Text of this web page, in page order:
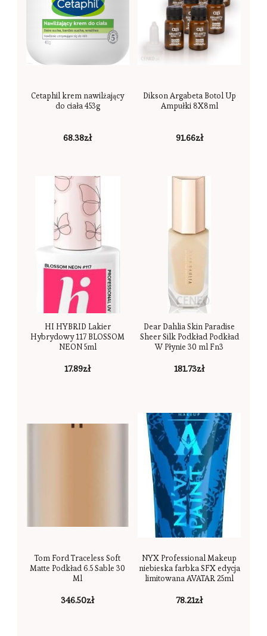
Cetaphil krem nawilżający
do ciała 453g
68.38zł
Dikson Argabeta Botol Up
Ampułki 8X8ml
91.66zł
HI HYBRID Lakier
Hybrydowy 117 BLOSSOM
NEON 5ml
17.89zł
Dear Dahlia Skin Paradise
Sheer Silk Podkład Podkład
W Płynie 30 ml Fn3
181.73zł
Tom Ford Traceless Soft
Matte Podkład 6.5 Sable 30
Ml
346.50zł
NYX Professional Makeup
niebieska farbka SFX edycja
limitowana AVATAR 25ml
78.21zł